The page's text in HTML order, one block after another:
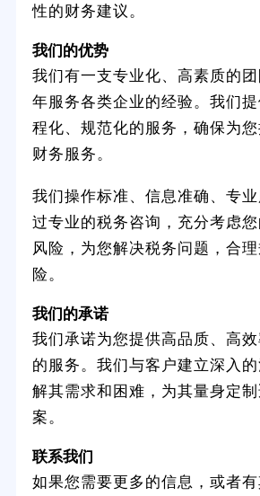
性的财务建议。
我们的优势
我们有一支专业化、高素质的
年服务各类企业的经验。我们
程化、规范化的服务，确保为
财务服务。
我们操作标准、信息准确、专
过专业的税务咨询，充分考虑
风险，为您解决税务问题，合
险。
我们的承诺
我们承诺为您提供高品质、高
的服务。我们与客户建立深入
解其需求和困难，为其量身定
案。
联系我们
如果您需要更多的信息，或者有